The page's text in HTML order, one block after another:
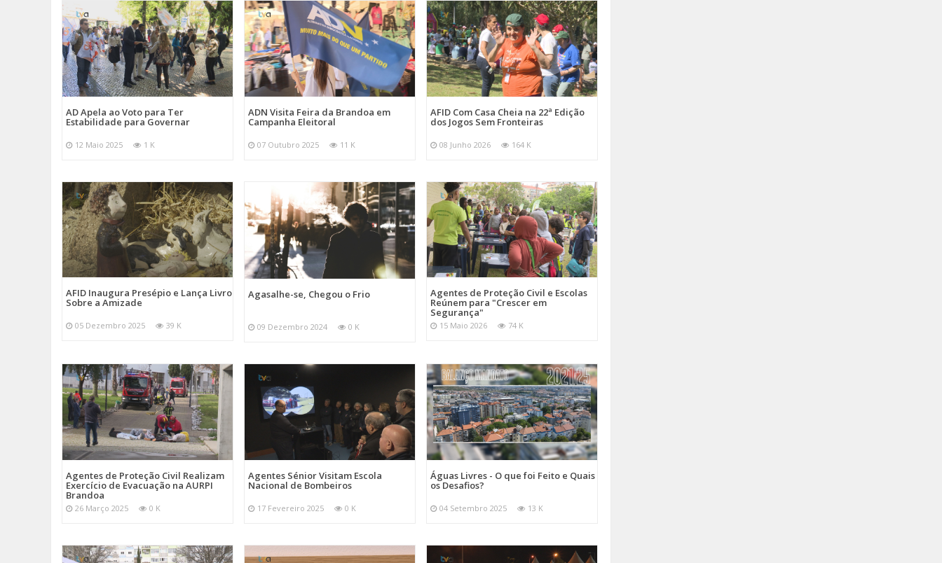
AD Apela ao Voto para Ter
Estabilidade para Governar
12 Maio 2025 1 K
ADN Visita Feira da Brandoa em
Campanha Eleitoral
07 Outubro 2025 11 K
AFID Com Casa Cheia na 22ª Edição
dos Jogos Sem Fronteiras
08 Junho 2026 164 K
AFID Inaugura Presépio e Lança Livro
Sobre a Amizade
05 Dezembro 2025 39 K
Agasalhe-se, Chegou o Frio
09 Dezembro 2024 0 K
Agentes de Proteção Civil e Escolas
Reúnem para "Crescer em
Segurança"
15 Maio 2026 74 K
Agentes de Proteção Civil Realizam
Exercício de Evacuação na AURPI
Brandoa
26 Março 2025 0 K
Agentes Sénior Visitam Escola
Nacional de Bombeiros
17 Fevereiro 2025 0 K
Águas Livres - O que foi Feito e Quais
os Desafios?
04 Setembro 2025 13 K